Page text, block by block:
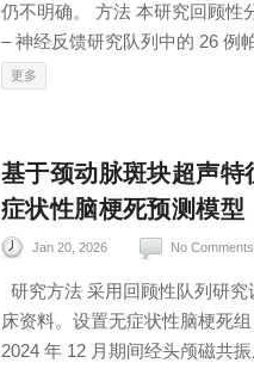
仍不明确。 方法 本研究回顾性
– 神经反馈研究队列中的 26 例
更多
基于颈动脉斑块超声
症状性脑梗死预测模型
Jan 20, 2026 No Comments
研究方法 采用回顾性队列研
床资料。设置无症状性脑梗死
2024 年 12 月期间经头颅磁共